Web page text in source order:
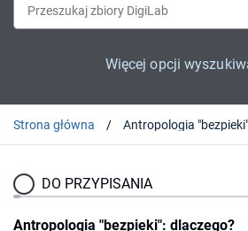
Więcej opcji
Strona główna Antropologia
DO PRZYPISANIA
Antropologia "bezpieki": dlaczego?